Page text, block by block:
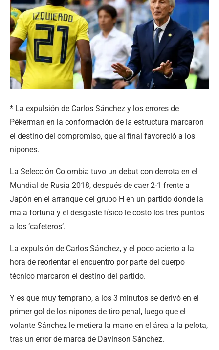
* La expulsión de Carlos Sánchez y los errores de
Pékerman en la conformación de la estructura marcaron
el destino del compromiso, que al final favoreció a los
nipones.
La Selección Colombia tuvo un debut con derrota en el
Mundial de Rusia 2018, después de caer 2-1 frente a
Japón en el arranque del grupo H en un partido donde la
mala fortuna y el desgaste físico le costó los tres puntos
a los ‘cafeteros’.
La expulsión de Carlos Sánchez, y el poco acierto a la
hora de reorientar el encuentro por parte del cuerpo
técnico marcaron el destino del partido.
Y es que muy temprano, a los 3 minutos se derivó en el
primer gol de los nipones de tiro penal, luego que el
volante Sánchez le metiera la mano en el área a la pelota,
tras un error de marca de Davinson Sánchez.